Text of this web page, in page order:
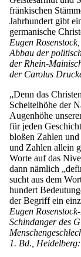
fränkischen
Jahrhundert gibt
germanische
Eugen
Abbau der
der Rhein-
der Carolus
„Denn das
Scheitelhöhe der
Augenhöhe
für jeden
bloßen Zahlen
und Zahlen allein
Worte auf das
dann nämlich
sucht aus dem
hundert
der Begriff ein
Eugen
Schindanger des
1. Bd.,